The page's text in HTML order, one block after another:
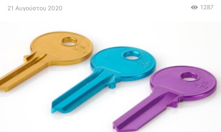
21 Αυγούστου 2020 1287